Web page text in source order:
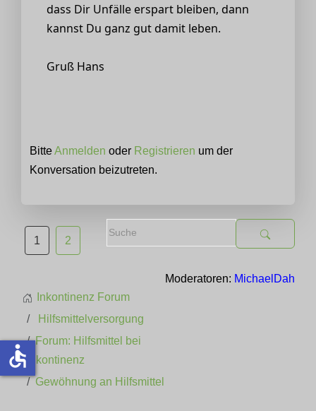
dass Dir Unfälle erspart bleiben, dann
kannst Du ganz gut damit leben.
Gruß Hans
BitteAnmelden oder Registrieren um der
Konversation beizutreten.
1 2
Moderatoren: MichaelDah
Inkontinenz Forum
Hilfsmittelversorgung
Forum: Hilfsmittel bei
Inkontinenz
Gewöhnung an Hilfsmittel
accessible